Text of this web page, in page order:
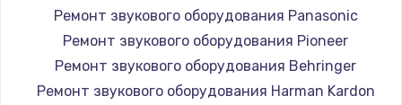
Заказать
Замена конфорки
1100 руб.
Ремонт звукового оборудования Panasonic
Ремонт звукового оборудования Pioneer
Ремонт звукового оборудования Behringer
Ремонт звукового оборудования Harman Kardon